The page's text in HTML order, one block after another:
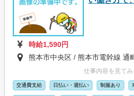
時給1,590円
熊本市中央区 / 熊本市電幹線 通
仕事内容を見て
交通費支給 日払い・週払い 制服あり